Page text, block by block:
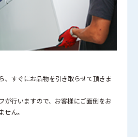
、すぐにお品物を引き取らせて頂きま
が行いますので、お客様にご面倒をお
ん。